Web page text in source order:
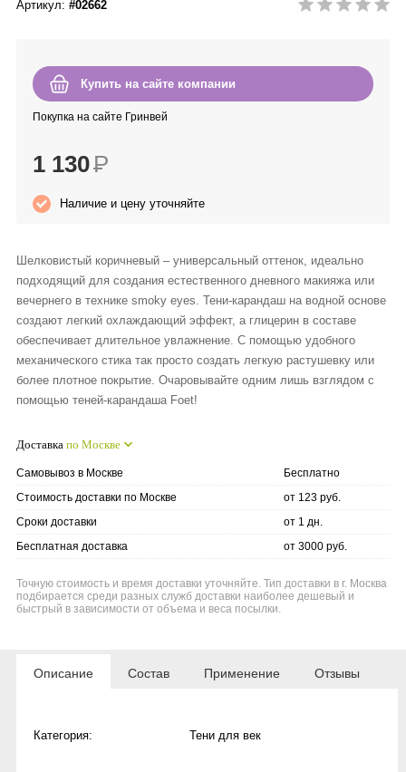
Intilia
Happy Dew
Enjoy Care
Green Minds
Артикул: #02662
Купить на сайте компании
Покупка на сайте Гринвей
1 130Р
Наличие и цену уточняйте
Шелковистый коричневый – универсальный оттенок, идеально
подходящий для создания естественного дневного макияжа или
вечернего в технике smoky eyes. Тени-карандаш на водной основе
создают легкий охлаждающий эффект, а глицерин в составе
обеспечивает длительное увлажнение. С помощью удобного
механического стика так просто создать легкую растушевку или
более плотное покрытие. Очаровывайте одним лишь взглядом с
помощью теней-карандаша Foet!
Доставка по Москве
Самовывоз в Москве
Бесплатно
Стоимость доставки по Москве
от 123 руб.
Сроки доставки
от 1 дн.
Бесплатная доставка
от 3000 руб.
Точную стоимость и время доставки уточняйте. Тип доставки в г. Москва
подбирается среди разных служб доставки наиболее дешевый и
быстрый в зависимости от объема и веса посылки.
Описание Состав Применение Отзывы
Категория: Тени для век